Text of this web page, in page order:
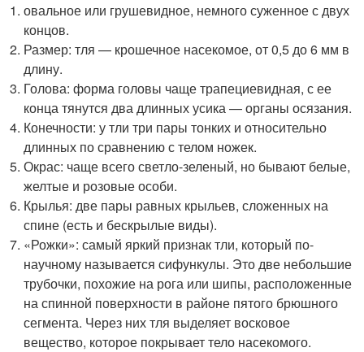
овальное или грушевидное, немного суженное с двух
концов.
Размер: тля — крошечное насекомое, от 0,5 до 6 мм в
длину.
Голова: форма головы чаще трапециевидная, с ее
конца тянутся два длинных усика — органы осязания.
Конечности: у тли три пары тонких и относительно
длинных по сравнению с телом ножек.
Окрас: чаще всего светло-зеленый, но бывают белые,
желтые и розовые особи.
Крылья: две пары равных крыльев, сложенных на
спине (есть и бескрылые виды).
«Рожки»: самый яркий признак тли, который по-
научному называется сифункулы. Это две небольшие
трубочки, похожие на рога или шипы, расположенные
на спинной поверхности в районе пятого брюшного
сегмента. Через них тля выделяет восковое
вещество, которое покрывает тело насекомого.